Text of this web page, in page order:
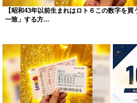
【昭和43年以前生まれはロト６この数字を
一致」する方...